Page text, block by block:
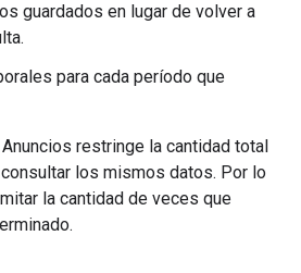
guardados en lugar de volver a
para cada período que
restringe la cantidad total
los mismos datos. Por lo
la cantidad de veces que